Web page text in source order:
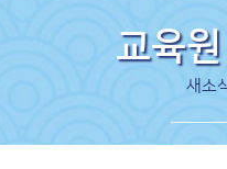
교육
새소